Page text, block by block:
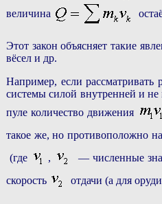
величина
Этот закон объясняет такие
вёсел и др.
Например, если рассматривать
системы силой внутренней и
пуле количество движения
такое же, но противоположно
(где
,
— численные
скорость
отдачи (а для